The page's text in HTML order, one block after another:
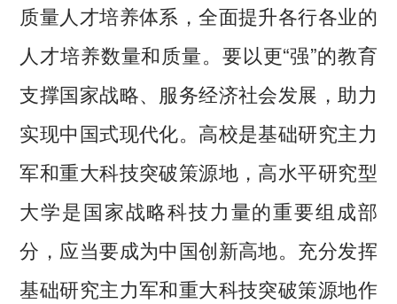
质量人才培养体系，全面提升各行各业的
人才培养数量和质量。要以更“强”的教育
支撑国家战略、服务经济社会发展，助力
实现中国式现代化。高校是基础研究主力
军和重大科技突破策源地，高水平研究型
大学是国家战略科技力量的重要组成部
分，应当要成为中国创新高地。充分发挥
基础研究主力军和重大科技突破策源地作